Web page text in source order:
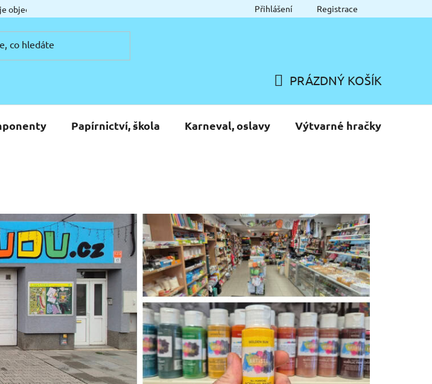
objednávka Přihlášení Registrace
KOŠÍK
PRÁZDNÝ KOŠÍK
Papírnictví, škola Karneval, oslavy Výtvarné hračky